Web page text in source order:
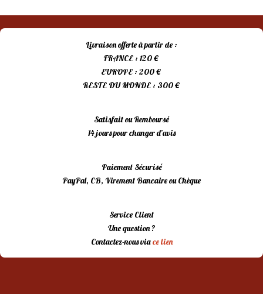
Livraison offerte à partir de :
FRANCE : 120 €
EUROPE : 200 €
RESTE DU MONDE : 300 €
Satisfait ou Remboursé
14 jours pour changer d’avis
Paiement Sécurisé
PayPal, CB, Virement Bancaire ou Chèque
Service Client
Une question ?
Contactez-nous viace lien